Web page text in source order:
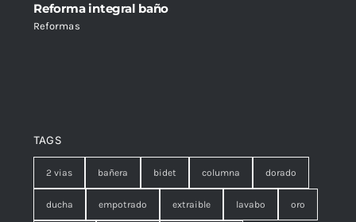
Reforma integral baño
Reformas
TAGS
2 vias bañera bidet columna dorado
ducha empotrado extraible lavabo oro